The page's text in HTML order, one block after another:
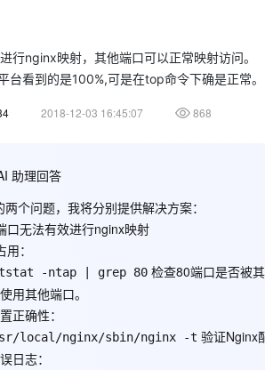
行nginx映射，其他端口可以正常映射访问。
台看到的是100%,可是在top命令下确是正常。
2018-12-03 16:45:07 868
助理回答
个问题，我将分别提供解决方案：
口无法有效进行nginx映射
用：
-ntap | grep 80 检查80端口是否被
用其他端口。
正确性：
local/nginx/sbin/nginx -t 验证Nginx
日志：
Qwen3.8-Max HOT
Qwen3-VL-Plus
千问AI平台-Token Plan
一站式AI开发、训练和推
大数据开发治理平台
云原生的云上边界网络安
高校专属算力普惠，学生
免费试用
AI 产品 免费试用
1亿+ 大模型 tokens 和
产品新客免费试用，最长
助力企业全员 AI 认知与能
观测云
Tuya 物联网平台阿里云
蓝凌 OA
Tableau 订阅
行业生态解决方案
Salesforce On Alibaba
工单服务
短信专区
分析师报告
研究报告与白皮书
云开发大赛
入门学习赛